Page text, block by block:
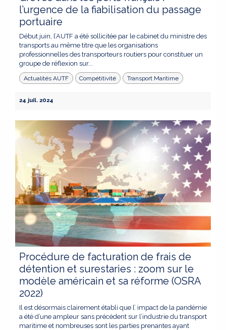
l’urgence de la fiabilisation du passage
portuaire
Début juin, l’AUTF a été sollicitée par le cabinet du ministre des
transports au même titre que les organisations
professionnelles des transporteurs routiers pour constituer un
groupe de réflexion sur...
Actualités AUTF Compétitivité Transport Maritime
24 juil. 2024
Procédure de facturation de frais de
détention et surestaries : zoom sur le
modèle américain et sa réforme (OSRA
2022)
Il est désormais clairement établi que l’ impact de la pandémie
a été d’une ampleur sans précédent sur l’industrie du transport
maritime et nombreuses sont les parties prenantes ayant